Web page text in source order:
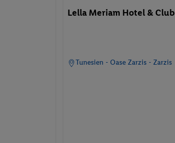
Lella Meriam Hotel & Club
Tunesien - Oase Zarzis - Zarzis